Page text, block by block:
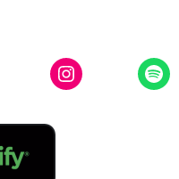
Instagram